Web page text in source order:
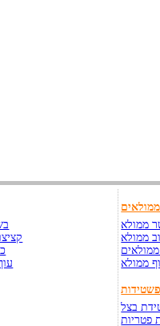
ממולאים
ממולא
ממולא
ממולא
בצל
פטריות